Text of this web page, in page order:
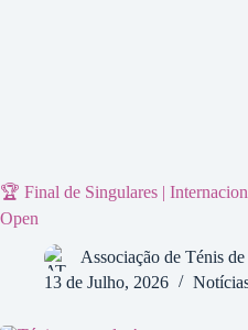
🏆 Final de Singulares |
Open
Associação de Ténis de
13 de Julho, 2026